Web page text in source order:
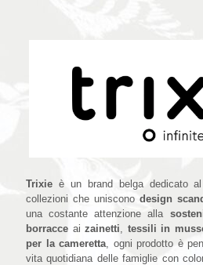
Trixie è un brand belga dedicato
collezioni che uniscono design
una costante attenzione alla
borracce ai zainetti tessili in
per la cameretta , ogni prodotto è
vita quotidiana delle famiglie con